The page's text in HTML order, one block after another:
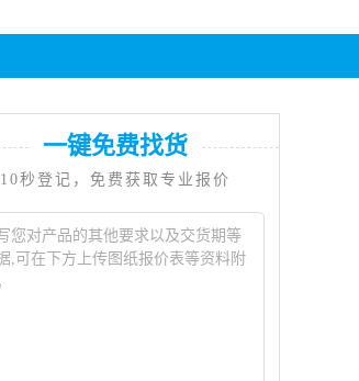
一键免费找货
10秒登记，免费获取专业报价